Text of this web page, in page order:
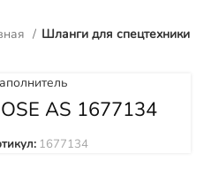
Шланги для спецтехники
AS 1677134
1677134